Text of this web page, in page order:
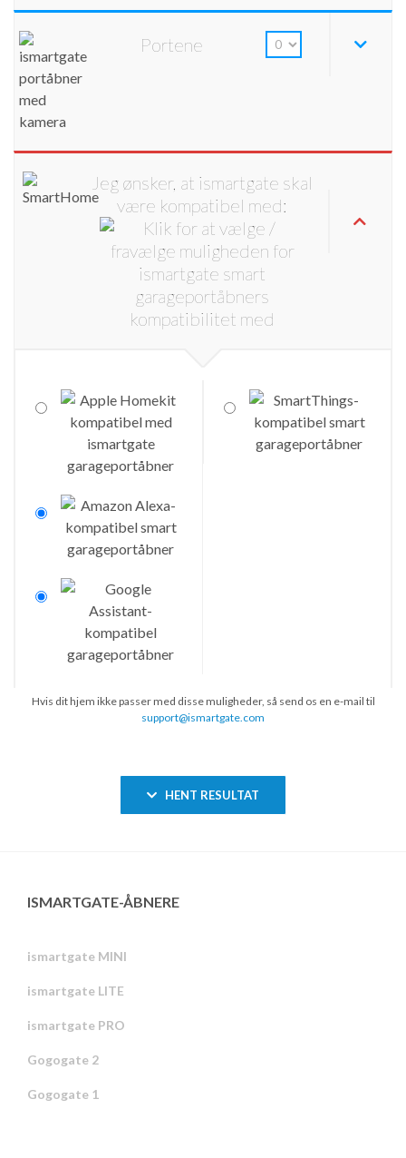
Portene
Jeg ønsker, at ismartgate skal
være kompatibel med:
Hvis dit hjem ikke passer med disse muligheder, så send os en e-mail til
support@ismartgate.com
HENT RESULTAT
ISMARTGATE-ÅBNERE
ismartgate MINI
ismartgate LITE
ismartgate PRO
Gogogate 2
Gogogate 1